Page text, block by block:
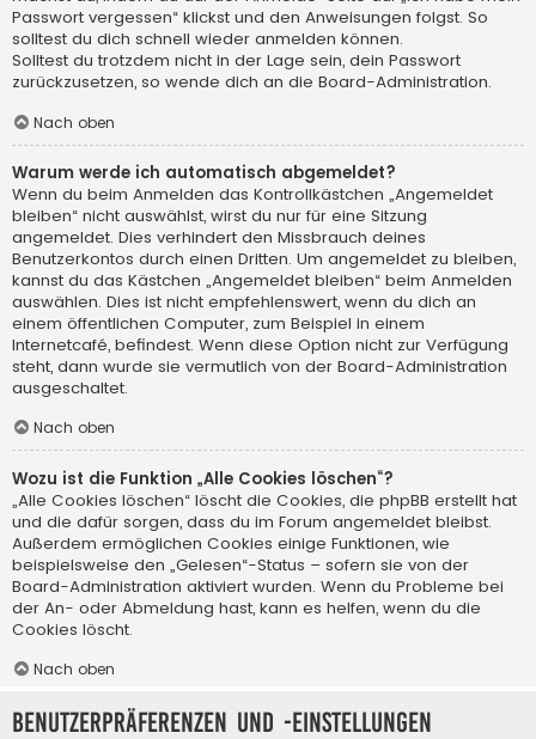
Passwort vergessen“ klickst und den Anweisungen folgst. So
solltest du dich schnell wieder anmelden können.
Solltest du trotzdem nicht in der Lage sein, dein Passwort
zurückzusetzen, so wende dich an die Board-Administration.
Nach oben
Warum werde ich automatisch abgemeldet?
Wenn du beim Anmelden das Kontrollkästchen „Angemeldet
bleiben“ nicht auswählst, wirst du nur für eine Sitzung
angemeldet. Dies verhindert den Missbrauch deines
Benutzerkontos durch einen Dritten. Um angemeldet zu bleiben,
kannst du das Kästchen „Angemeldet bleiben“ beim Anmelden
auswählen. Dies ist nicht empfehlenswert, wenn du dich an
einem öffentlichen Computer, zum Beispiel in einem
Internetcafé, befindest. Wenn diese Option nicht zur Verfügung
steht, dann wurde sie vermutlich von der Board-Administration
ausgeschaltet.
Nach oben
Wozu ist die Funktion „Alle Cookies löschen“?
„Alle Cookies löschen“ löscht die Cookies, die phpBB erstellt hat
und die dafür sorgen, dass du im Forum angemeldet bleibst.
Außerdem ermöglichen Cookies einige Funktionen, wie
beispielsweise den „Gelesen“-Status – sofern sie von der
Board-Administration aktiviert wurden. Wenn du Probleme bei
der An- oder Abmeldung hast, kann es helfen, wenn du die
Cookies löscht.
Nach oben
Benutzerpräferenzen und -einstellungen